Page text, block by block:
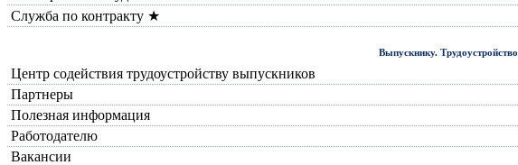
Служба по контракту ★
Выпускнику. Трудоустройство
Центр содействия трудоустройству выпускников
Партнеры
Полезная информация
Работодателю
Вакансии